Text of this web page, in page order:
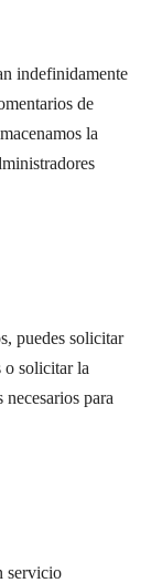
indefinidamente
de
la
puedes solicitar
o solicitar la
para
servicio